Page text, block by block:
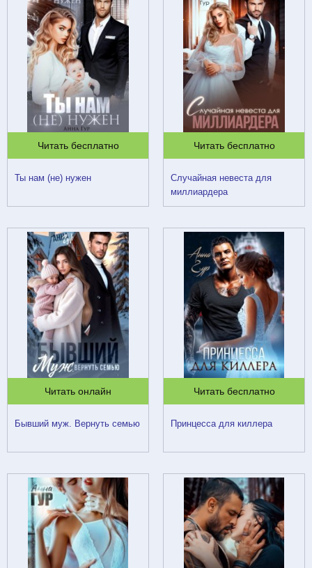
Читать бесплатно
Ты нам (не) нужен
Читать бесплатно
Случайная невеста для
миллиардера
Читать онлайн
Бывший муж. Вернуть семью
Читать бесплатно
Принцесса для киллера